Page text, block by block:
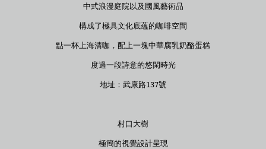
中式浪漫庭院以及國風藝術品
構成了極具文化底蘊的咖啡空間
點一杯上海清咖，配上一塊中華腐乳奶酪蛋糕
度過一段詩意的悠閑時光
地址：武康路137號
村口大樹
極簡的視覺設計呈現